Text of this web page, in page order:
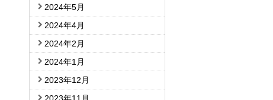
2024年5月
2024年4月
2024年2月
2024年1月
2023年12月